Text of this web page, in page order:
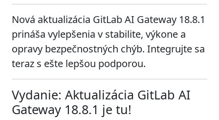
Nová aktualizácia GitLab AI Gateway 18.8.1
prináša vylepšenia v stabilite, výkone a
opravy bezpečnostných chýb. Integrujte sa
teraz s ešte lepšou podporou.
Vydanie: Aktualizácia GitLab AI
Gateway 18.8.1 je tu!